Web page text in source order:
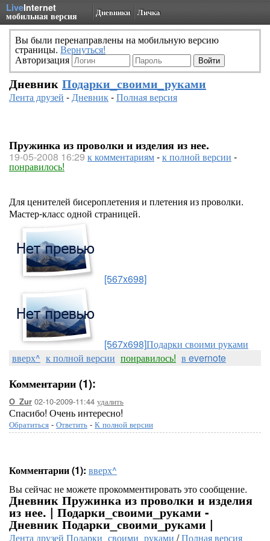
LiveInternet
мобильная версия Дневники Личка
Вы были перенаправлены на мобильную версию
страницы. Вернуться!
Авторизация
Дневник Подарки_своими_руками
Лента друзей -Дневник-Полная версия
Пружинка из проволки и изделия из нее.
19-05-2008 16:29 к комментариям-к полной версии -
понравилось!
Для ценителей бисероплетения и плетения из проволки.
Мастер-класс одной страницей.
[567x698]
[567x698]Подарки своими руками
вверх^ к полной версии понравилось! в evernote
Комментарии (1):
O_Zur 02-10-2009-11:44 удалить
Спасибо! Очень интересно!
Обратиться - Ответить - К полной версии
Комментарии (1): вверх^
Вы сейчас не можете прокомментировать это сообщение.
Дневник Пружинка из проволки и изделия
из нее. | Подарки_своими_руками -
Дневник Подарки_своими_руками |
Лента друзей Подарки_своими_руками /Полная версия